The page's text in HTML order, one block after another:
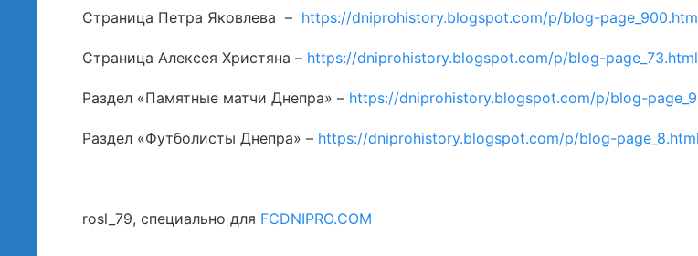
Страница Петра Яковлева – https://dniprohistory.blogspot.com/p/blog-
Страница Алексея Христяна – https://dniprohistory.blogspot.com/p/blog-page_73.html
Раздел «Памятные матчи Днепра» – https://dniprohistory.blogspot.com/p/blog-
Раздел «Футболисты Днепра» – https://dniprohistory.blogspot.com/p/blog-page_8.html
rosl_79, специально для FCDNIPRO.COM